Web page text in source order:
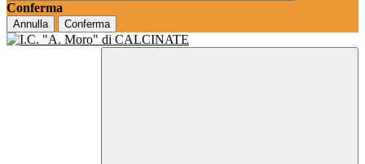
Conferma
Annulla Conferma